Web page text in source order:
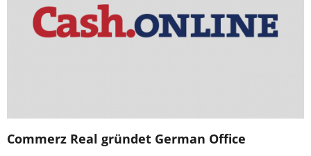
Commerz Real gründet German Office